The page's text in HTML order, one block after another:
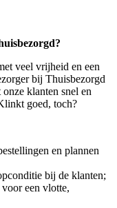
veel vrijheid en een
bij Thuisbezorgd
klanten snel en
goed, toch?
en plannen
bij de klanten;
een vlotte,